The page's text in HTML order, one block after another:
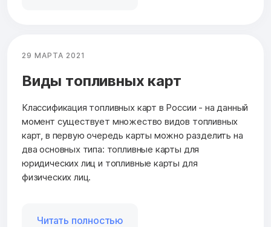
29 МАРТА 2021
Виды топливных карт
Классификация топливных карт в России - на данный
момент существует множество видов топливных
карт, в первую очередь карты можно разделить на
два основных типа: топливные карты для
юридических лиц и топливные карты для
физических лиц.
Читать полностью